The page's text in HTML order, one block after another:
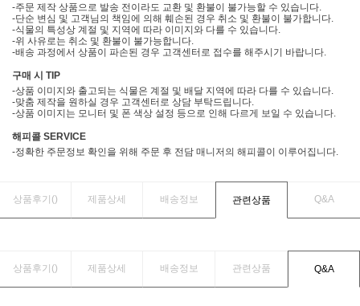
-주문 제작 상품으로 발송 전이라도 교환 및 환불이 불가능할 수 있습니다.
-단순 변심 및 고객님의 책임에 의해 훼손된 경우 취소 및 환불이 불가합니다.
-식물의 특성상 계절 및 지역에 따라 이미지와 다를 수 있습니다.
-위 사유로는 취소 및 환불이 불가능합니다.
-배송 과정에서 상품이 파손된 경우 고객센터로 접수를 해주시기 바랍니다.
구매 시 TIP
-상품 이미지와 출고되는 식물은 계절 및 배달 지역에 따라 다를 수 있습니다.
-맞춤 제작을 원하실 경우 고객센터로 상담 부탁드립니다.
-상품 이미지는 모니터 및 폰 색상 설정 등으로 인해 다르게 보일 수 있습니다.
해피콜 SERVICE
-정확한 주문정보 확인을 위해 주문 후 전담 매니저의 해피콜이 이루어집니다.
상품후기() 제품상세 배송정보 관련상품 Q&A
상품후기() 제품상세 배송정보 관련상품 Q&A